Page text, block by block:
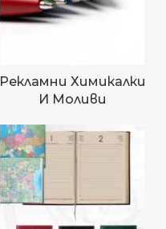
Рекламни Химикалки
И Моливи